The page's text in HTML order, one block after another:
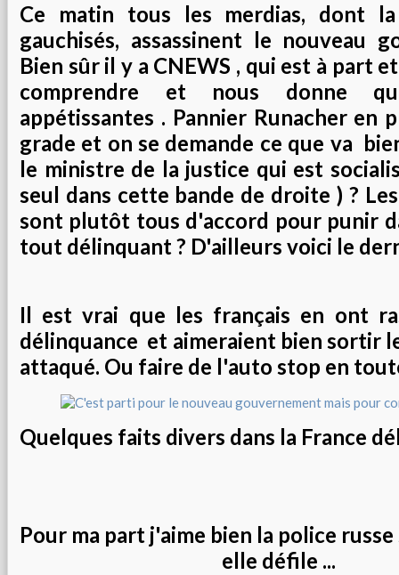
Ce matin tous les merdias, dont
gauchisés, assassinent le nouveau
Bien sûr il y a CNEWS , qui est à part
comprendre et nous donne
appétissantes . Pannier Runacher en
grade et on se demande ce que va
le ministre de la justice qui est
seul dans cette bande de droite ) ?
sont plutôt tous d'accord pour punir
tout délinquant ? D'ailleurs voici le
Il est vrai que les français en ont
délinquance et aimeraient bien sortir
attaqué. Ou faire de l'auto stop en
Quelques faits divers dans la France
Pour ma part j'aime bien la police
elle défile ...